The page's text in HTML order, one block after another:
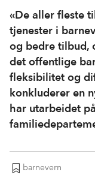
«De aller fleste
tjenester i
og bedre tilbud,
det offentlige
fleksibilitet og
konkluderer en
har utarbeidet
barnevern